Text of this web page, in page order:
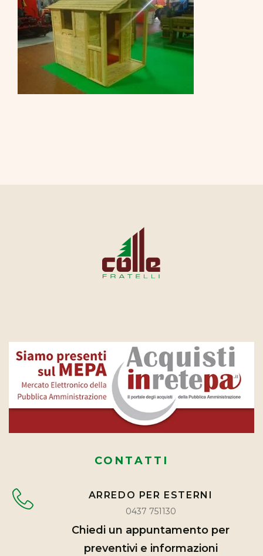
CONTATTI
ARREDO PER ESTERNI
0437 751130
Chiedi un appuntamento per
preventivi e informazioni